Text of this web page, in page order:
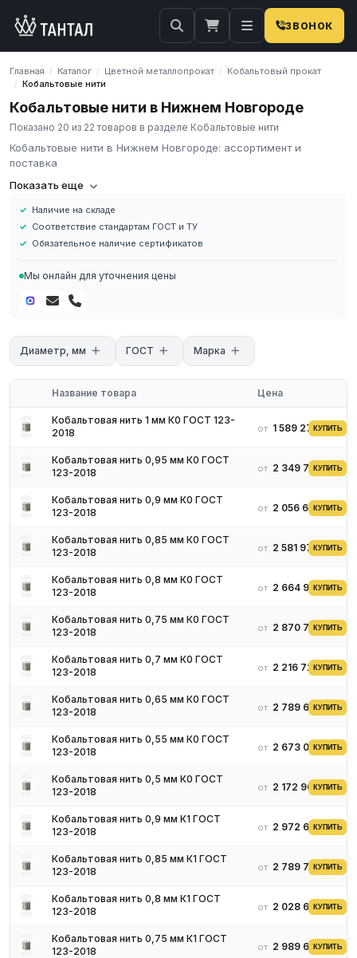
ЗВОНОК
Главная / Каталог / Цветной металлопрокат / Кобальтовый прокат
/ Кобальтовые нити
Кобальтовые нити в Нижнем Новгороде
Показано 20 из 22 товаров в разделе Кобальтовые нити
Кобальтовые нити в Нижнем Новгороде: ассортимент и
поставка
Кобальтовые нити — тонкая проволока из кобальта диаметром
удельное электросопротивление (62–75 нОм·м),
ферромагнитность до 1121 °C и химическая стойкость
определяют применение нитей в специальной электронике и
Применяются как нити резисторов с температурным
коэффициентом сопротивления (ТКС) для точных
печей до 800 °C, нити накала ионных источников и вторичных
эмиттеров.
Показать еще
Наличие на складе
Соответствие стандартам ГОСТ и ТУ
Обязательное наличие сертификатов
Мы онлайн для уточнения цены
Диаметр, мм ГОСТ Марка
Название товара Цена
Кобальтовая нить 1 мм К0 ГОСТ 123-
2018
от 1 589 279 ₽КУПИТЬ
Кобальтовая нить 0,95 мм К0 ГОСТ
123-2018
от 2 349 769 ₽
КУПИТЬ
Кобальтовая нить 0,9 мм К0 ГОСТ
123-2018
от 2 056 617 ₽КУПИТЬ
Кобальтовая нить 0,85 мм К0 ГОСТ
123-2018
от 2 581 975 ₽КУПИТЬ
Кобальтовая нить 0,8 мм К0 ГОСТ
123-2018
от 2 664 912 ₽КУПИТЬ
Кобальтовая нить 0,75 мм К0 ГОСТ
123-2018
от 2 870 718 ₽КУПИТЬ
Кобальтовая нить 0,7 мм К0 ГОСТ
123-2018
от 2 216 721 ₽КУПИТЬ
Кобальтовая нить 0,65 мм К0 ГОСТ
123-2018
от 2 789 613 ₽КУПИТЬ
Кобальтовая нить 0,55 мм К0 ГОСТ
123-2018
от 2 673 001 ₽КУПИТЬ
Кобальтовая нить 0,5 мм К0 ГОСТ
123-2018
от 2 172 909 ₽КУПИТЬ
Кобальтовая нить 0,9 мм К1 ГОСТ
123-2018
от 2 972 612 ₽КУПИТЬ
Кобальтовая нить 0,85 мм К1 ГОСТ
123-2018
от 2 789 741 ₽КУПИТЬ
Кобальтовая нить 0,8 мм К1 ГОСТ
123-2018
от 2 028 673 ₽
КУПИТЬ
Кобальтовая нить 0,75 мм К1 ГОСТ
123-2018
от 2 989 600 ₽
КУПИТЬ